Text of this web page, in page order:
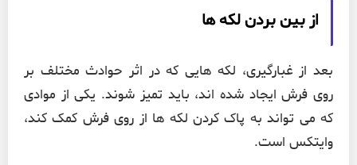
از بین بردن لکه ها
بعد از غبارگیری، لکه هایی که در اثر حوادث مختلف بر
روی فرش ایجاد شده اند، باید تمیز شوند. یکی از موادی
که می تواند به پاک کردن لکه ها از روی فرش کمک کند،
وایتکس است.